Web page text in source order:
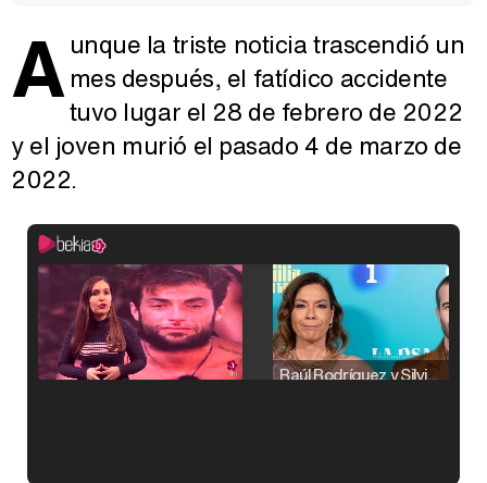
Aunque la triste noticia trascendió un
mes después, el fatídico accidente
tuvo lugar el 28 de febrero de 2022
y el joven murió el pasado 4 de marzo de
2022.
Raúl Rodríguez y Silvia Taulés nos cuentan su papel en 'La familia de la tele'